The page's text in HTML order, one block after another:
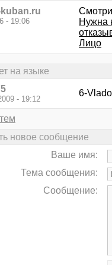
- 19:06
Нужна
Лицо
на языке
- 19:12
6-
новое сообщение
Ваше имя:
Тема сообщения:
Сообщение: